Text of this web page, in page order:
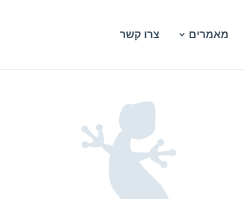
מאמרים צרו קשר